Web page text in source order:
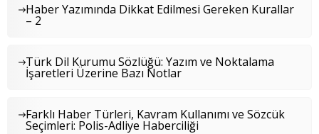
Haber Yazımında Dikkat Edilmesi Gereken Kurallar
– 2
Türk Dil Kurumu Sözlüğü: Yazım ve Noktalama
İşaretleri Üzerine Bazı Notlar
Farklı Haber Türleri, Kavram Kullanımı ve Sözcük
Seçimleri: Polis-Adliye Haberciliği